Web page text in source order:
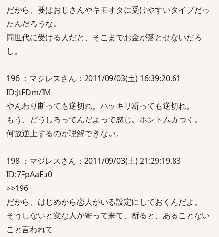
だから、要はおじさんやキモオタに受けやすいタイプだっ
たんだろうな。
同世代に受ける人だと、そこまでお金が落とせないだろ
し。
196 ：マジレスさん：2011/09/03(土) 16:39:20.61
ID:JtFDm/IM
やんわり断っても逆切れ。ハッキリ断っても逆切れ。
もう、どうしろってんだよって感じ。ホントムカつく。
何故逆上するのか理解できない。
198 ：マジレスさん：2011/09/03(土) 21:29:19.83
ID:7FpAaFu0
>>196
だから、はじめから恋人がいる設定にしておくんだよ。
そうしないと変な人が寄って来て、断ると、あることない
こと言われて